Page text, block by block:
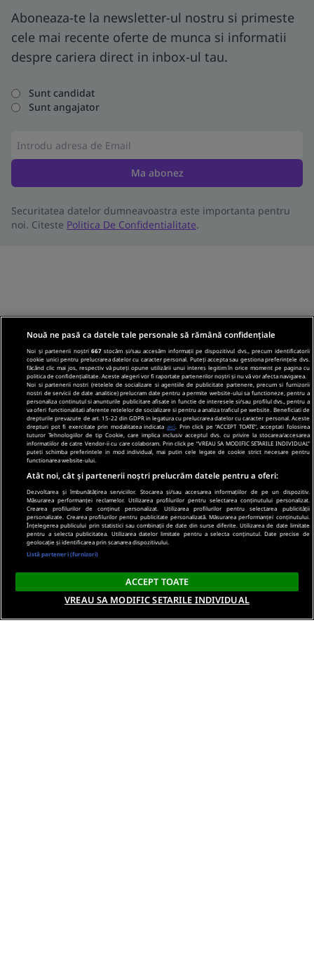
Aboneaza-te la newsletter-ul nostru si primeste
cele mai recente oferte de munca si informatii
despre cariera direct in inbox-ul tau.
Sunt candidat
Sunt angajator
Ma abonez
Securitatea datelor dumneavoastra este importanta pentru
noi. Citeste Politica De Confidentialitate.
Nouă ne pasă ca datele tale personale să rămână confidențiale
Noi și partenerii noștri667 stocăm și/sau accesăm informații pe dispozitivul dvs., precum identificatorii
cookie unici pentru prelucrarea datelor cu caracter personal. Puteți accepta sau gestiona preferințele dvs.
făcând clic mai jos, respectiv vă puteți opune utilizării unui interes legitim în orice moment pe pagina cu
politica de confidențialitate. Aceste alegeri vor fi raportate partenerilor noștri și nu vă vor afecta navigarea.
Noi si partenerii nostri (retelele de socializare si agentiile de publicitate partenere, precum si furnizorii
nostri de servicii de date analitice) prelucram date pentru a permite website-ului sa functioneze, pentru a
personaliza continutul si anunturile publicitare afisate in functie de interesele si/sau profilul dvs., pentru a
va oferi functionalitati aferente retelelor de socializare si pentru a analiza traficul pe website. Beneficiati de
drepturile prevazute de art. 15-22 din GDPR in legatura cu prelucrarea datelor cu caracter personal. Aceste
drepturi pot fi exercitate prin modalitatea indicata aici . Prin click pe “ACCEPT TOATE”, acceptati folosirea
tuturor Tehnologiilor de tip Cookie, care implica inclusiv acceptul dvs. cu privire la stocarea/accesarea
informatiilor de catre Vendor-ii cu care colaboram. Prin click pe “VREAU SA MODIFIC SETARILE INDIVIDUAL”
puteti schimba preferintele in mod individual, mai putin cele legate de cookie strict necesare pentru
functionarea website-ului.
Atât noi, cât și partenerii noștri prelucrăm datele pentru a oferi:
Dezvoltarea și îmbunătățirea serviciilor. Stocarea și/sau accesarea informațiilor de pe un dispozitiv.
Măsurarea performanței reclamelor. Utilizarea profilurilor pentru selectarea conținutului personalizat.
Crearea profilurilor de conținut personalizat. Utilizarea profilurilor pentru selectarea publicității
personalizate. Crearea profilurilor pentru publicitate personalizată. Măsurarea performanței conținutului.
Înțelegerea publicului prin statistici sau combinații de date din surse diferite. Utilizarea de date limitate
pentru a selecta publicitatea. Utilizarea datelor limitate pentru a selecta conținutul. Date precise de
geolocație și identificarea prin scanarea dispozitivului.
Listă parteneri (furnizori)
ACCEPT TOATE
VREAU SA MODIFIC SETARILE INDIVIDUAL